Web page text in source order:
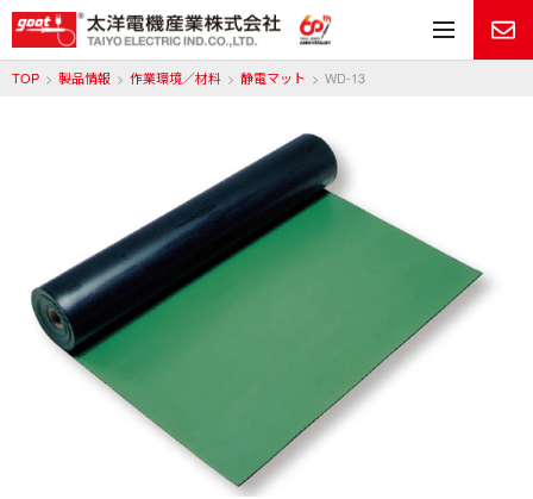
メ
TOP 製品情報 作業環境／材料 静電マット WD-13